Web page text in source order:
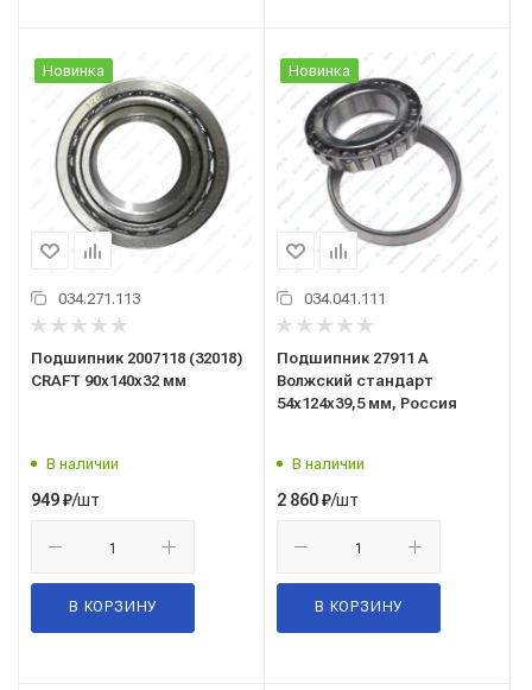
Новинка
034.271.113
Подшипник 2007118 (32018)
CRAFT 90x140x32 мм
В наличии
949₽/шт
В КОРЗИНУ
Новинка
034.041.111
Подшипник 27911 А
Волжский стандарт
54x124x39,5 мм, Россия
В наличии
2 860₽/шт
В КОРЗИНУ